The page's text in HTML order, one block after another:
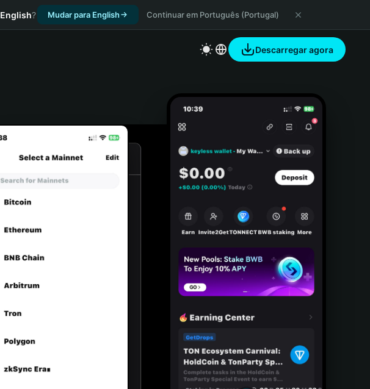
English? Mudar para English Continuar em Português (Portugal)
Descarregar agora